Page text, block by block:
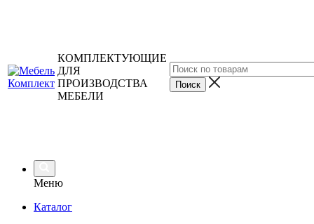
КОМПЛЕКТУЮЩИЕ
ДЛЯ
ПРОИЗВОДСТВА
МЕБЕЛИ
Меню
Каталог